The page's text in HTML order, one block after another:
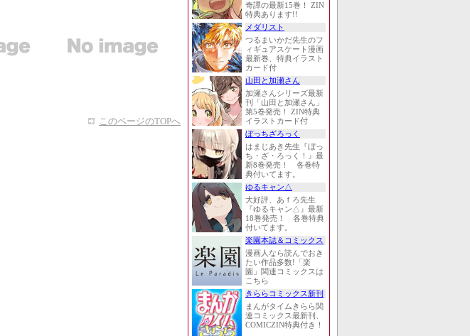
このページのTOPへ
奇譚の最新15巻！ ZIN
特典あります!!
メダリスト
つるまいかだ先生のフ
ィギュアスケート漫画
最新巻、特典イラスト
カード付
山田と加瀬さん
加瀬さんシリーズ最新
刊「山田と加瀬さん」
第5巻発売！ ZIN特典
イラストカード付
ぼっちざろっく
はまじあき先生『ぼっ
ち・ざ・ろっく！』最
新8巻発売！ 各巻特
典付いてます。
ゆるキャン△
大好評、あｆろ先生
『ゆるキャン△』最新
18巻発売！ 各巻特典
付いてます。
楽園本誌＆コミックス
漫画人なら読んでおき
たい作品多数!「楽
園」関連コミックスは
こちら
きららコミックス新刊
まんがタイムきらら関
連コミックス最新刊、
COMICZIN特典付き！